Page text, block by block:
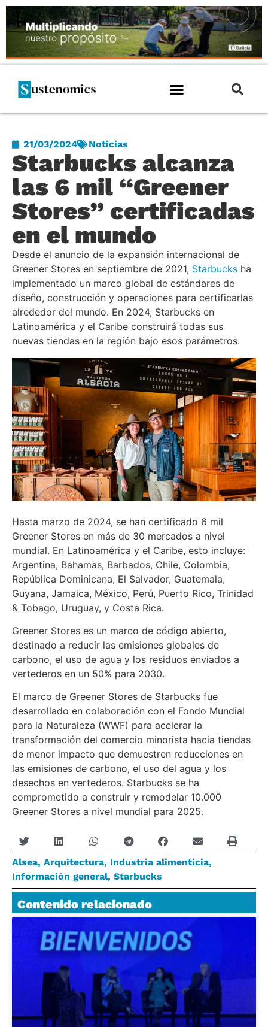
21/03/2024 Noticias
Starbucks alcanza
las 6 mil “Greener
Stores” certificadas
en el mundo
Desde el anuncio de la expansión internacional de
Greener Stores en septiembre de 2021, Starbucks ha
implementado un marco global de estándares de
diseño, construcción y operaciones para certificarlas
alrededor del mundo. En 2024, Starbucks en
Latinoamérica y el Caribe construirá todas sus
nuevas tiendas en la región bajo esos parámetros.
Hasta marzo de 2024, se han certificado 6 mil
Greener Stores en más de 30 mercados a nivel
mundial. En Latinoamérica y el Caribe, esto incluye:
Argentina, Bahamas, Barbados, Chile, Colombia,
República Dominicana, El Salvador, Guatemala,
Guyana, Jamaica, México, Perú, Puerto Rico, Trinidad
& Tobago, Uruguay, y Costa Rica.
Greener Stores es un marco de código abierto,
destinado a reducir las emisiones globales de
carbono, el uso de agua y los residuos enviados a
vertederos en un 50% para 2030.
El marco de Greener Stores de Starbucks fue
desarrollado en colaboración con el Fondo Mundial
para la Naturaleza (WWF) para acelerar la
transformación del comercio minorista hacia tiendas
de menor impacto que demuestren reducciones en
las emisiones de carbono, el uso del agua y los
desechos en vertederos. Starbucks se ha
comprometido a construir y remodelar 10.000
Greener Stores a nivel mundial para 2025.
Alsea, Arquitectura, Industria alimenticia,
Información general, Starbucks
Contenido relacionado